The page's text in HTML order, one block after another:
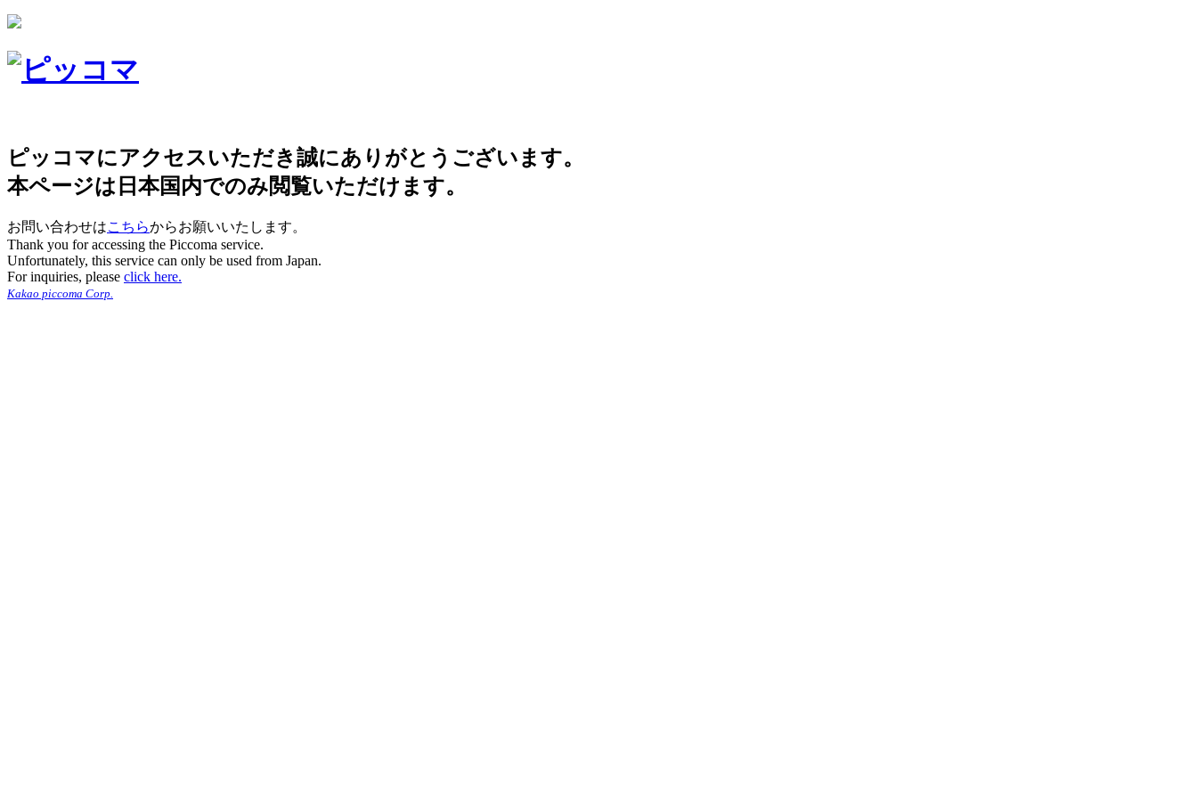
ピッコマにアクセスいただき誠にありがとうございます。
本ページは日本国内でのみ閲覧いただけます。
お問い合わせはこちらからお願いいたします。
Thank you for accessing the Piccoma service.
Unfortunately, this service can only be used from Japan.
For inquiries, please click here.
Kakao piccoma Corp.